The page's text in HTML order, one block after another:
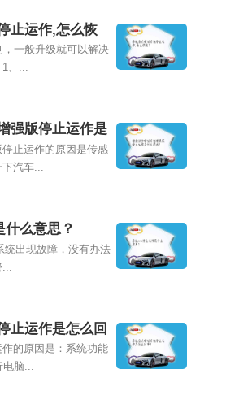
止运作,怎么恢
一般升级就可以解决
1、...
强版停止运作是
止运作的原因是传感
汽车...
么意思？
统出现故障，没有办法
止运作是怎么回
的原因是：系统功能
电脑...